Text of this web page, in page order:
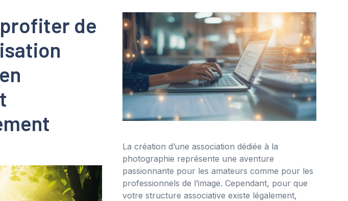
La création d’une association dédiée à la
photographie représente une aventure
passionnante pour les amateurs comme pour les
professionnels de l’image. Cependant, pour que
votre structure associative existe légalement,
de